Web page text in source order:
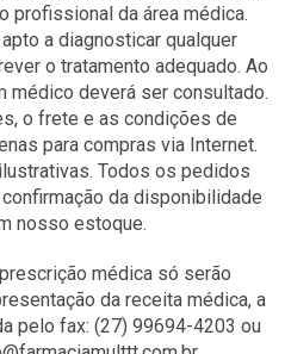
profissional da área médica.
a diagnosticar qualquer
o tratamento adequado. Ao
médico deverá ser consultado.
o frete e as condições de
para compras via Internet.
Todos os pedidos
da disponibilidade
nosso estoque.
médica só serão
da receita médica, a
pelo fax: (27) 99694-4203 ou